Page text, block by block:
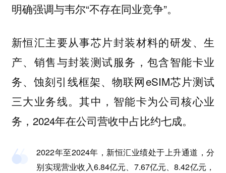
明确强调与韦尔“不存在同业竞争”。
新恒汇主要从事芯片封装材料的研发、生
产、销售与封装测试服务，包含智能卡业
务、蚀刻引线框架、物联网eSIM芯片测试
三大业务线。其中，智能卡为公司核心业
务，2024年在公司营收中占比约七成。
2022年至2024年，新恒汇业绩处于上升通道，分
别实现营业收入6.84亿元、7.67亿元、8.42亿元，